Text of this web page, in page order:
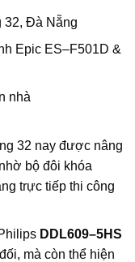
32, Đà Nẵng
Epic ES–F501D &
nhà
32 nay được nâng
nhờ bộ đôi khóa
trực tiếp thi công
DDL609–5HS
, mà còn thể hiện